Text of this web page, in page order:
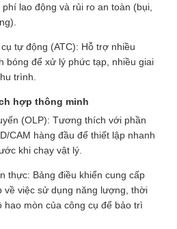
lao động và rủi ro an toàn (bụi,
tự động (ATC): Hỗ trợ nhiều
bóng để xử lý phức tạp, nhiều giai
trình.
hợp thông minh
(OLP): Tương thích với phần
CAM hàng đầu để thiết lập nhanh
khi chạy vật lý.
thực: Bảng điều khiển cung cấp
về việc sử dụng năng lượng, thời
hao mòn của công cụ để bảo trì